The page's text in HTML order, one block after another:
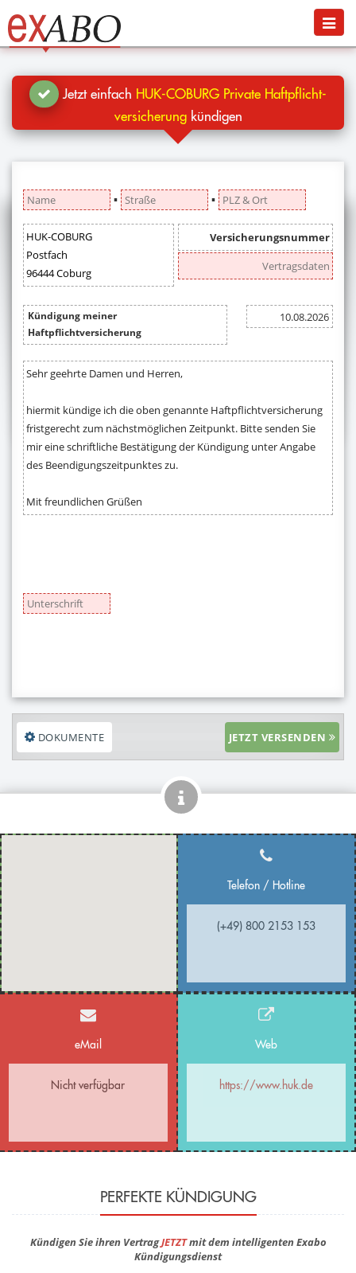
Jetzt kündigen
Blog
Anmelden
Menü
Jetzt einfach HUK-COBURG Private Haft­pflicht­
versicherungkündigen
▪ ▪
DOKUMENTE JETZT VERSENDEN
Telefon / Hotline
(+49) 800 2153 153
eMail
Nicht verfügbar
Web
https://www.huk.de
PERFEKTE KÜNDIGUNG
Kündigen Sie ihren VertragJETZTmit dem intelligenten Exabo
Kündigungsdienst